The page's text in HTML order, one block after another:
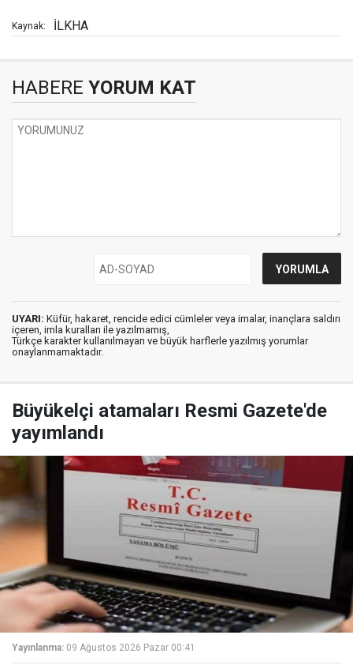
Kaynak: İLKHA
HABERE YORUM KAT
UYARI: Küfür, hakaret, rencide edici cümleler veya imalar, inançlara saldırı
içeren, imla kuralları ile yazılmamış,
Türkçe karakter kullanılmayan ve büyük harflerle yazılmış yorumlar
onaylanmamaktadır.
Büyükelçi atamaları Resmi Gazete'de
yayımlandı
Yayınlanma: 09 Ağustos 2026 Pazar 00:41